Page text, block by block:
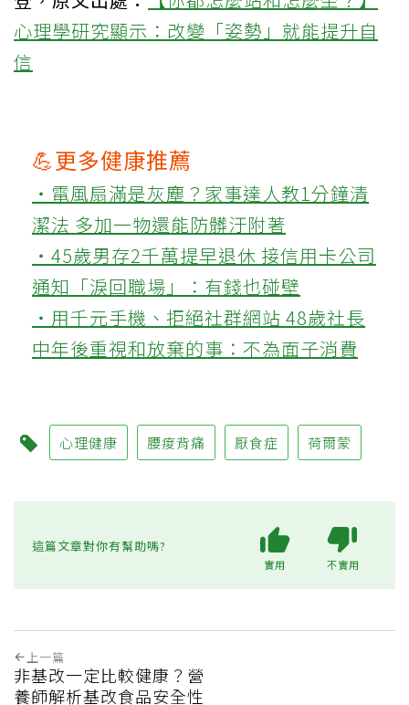
心理學研究顯示：改變「姿勢」就能提升自
信
💪更多健康推薦
‧電風扇滿是灰塵？家事達人教1分鐘清
潔法 多加一物還能防髒汙附著
‧45歲男存2千萬提早退休 接信用卡公司
通知「淚回職場」：有錢也碰壁
‧用千元手機、拒絕社群網站 48歲社長
中年後重視和放棄的事：不為面子消費
心理健康 腰痠背痛 厭食症 荷爾蒙
這篇文章對你有幫助嗎?
實用 不實用
上一篇
非基改一定比較健康？營
養師解析基改食品安全性